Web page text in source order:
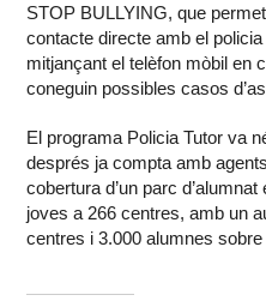
STOP BULLYING, que
contacte directe amb el
mitjançant el telèfon mòbil en
coneguin possibles casos
El programa Policia Tutor va
després ja compta amb
cobertura d’un parc
joves a 266 centres, amb un
centres i 3.000 alumnes